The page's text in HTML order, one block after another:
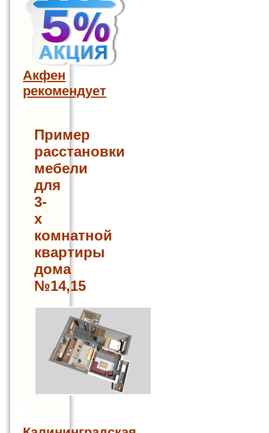
Акфен
рекомендует
Пример
расстановки
мебели
для
3-
х
комнатной
квартиры
дома
№14,15